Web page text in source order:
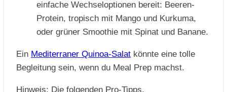
einfache Wechseloptionen bereit: Beeren-
Protein, tropisch mit Mango und Kurkuma,
oder grüner Smoothie mit Spinat und Banane.
Ein Mediterraner Quinoa-Salat könnte eine tolle
Begleitung sein, wenn du Meal Prep machst.
Hinweis: Die folgenden Pro-Tipps,